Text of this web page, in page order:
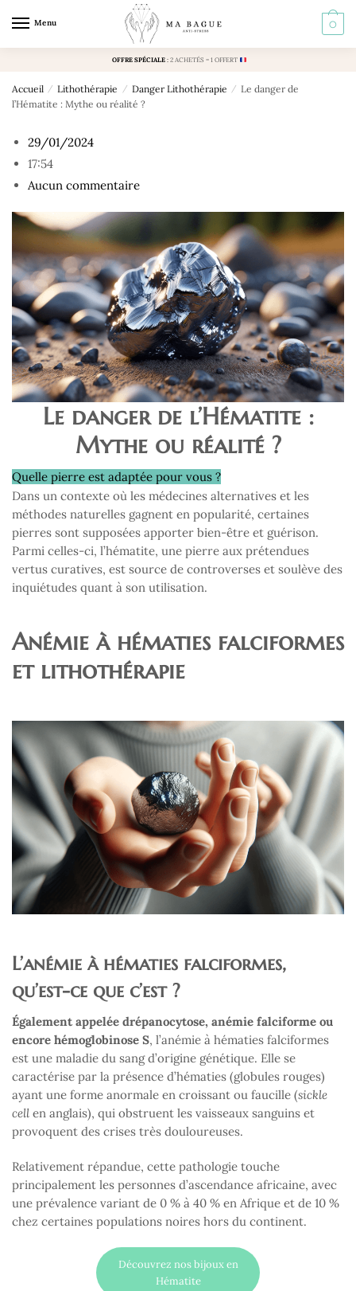
navigation
content
Menu 0
OFFRE SPÉCIALE:2 ACHETÉS = 1 OFFERT
Accueil / Lithothérapie / Danger Lithothérapie / Le danger de
l’Hématite : Mythe ou réalité ?
29/01/2024
17:54
Aucun commentaire
Le danger de l’Hématite :
Mythe ou réalité ?
Quelle pierre est adaptée pour vous ?
Dans un contexte où les médecines alternatives et les
méthodes naturelles gagnent en popularité, certaines
pierres sont supposées apporter bien-être et guérison.
Parmi celles-ci, l’hématite, une pierre aux prétendues
vertus curatives, est source de controverses et soulève des
inquiétudes quant à son utilisation.
Anémie à hématies falciformes
et lithothérapie
L’anémie à hématies falciformes,
qu’est-ce que c’est ?
Également appelée drépanocytose, anémie falciforme ou
encore hémoglobinose S, l’anémie à hématies falciformes
est une maladie du sang d’origine génétique. Elle se
caractérise par la présence d’hématies (globules rouges)
ayant une forme anormale en croissant ou faucille (sickle
cell en anglais), qui obstruent les vaisseaux sanguins et
provoquent des crises très douloureuses.
Relativement répandue, cette pathologie touche
principalement les personnes d’ascendance africaine, avec
une prévalence variant de 0 % à 40 % en Afrique et de 10 %
chez certaines populations noires hors du continent.
Découvrez nos bijoux en
Hématite